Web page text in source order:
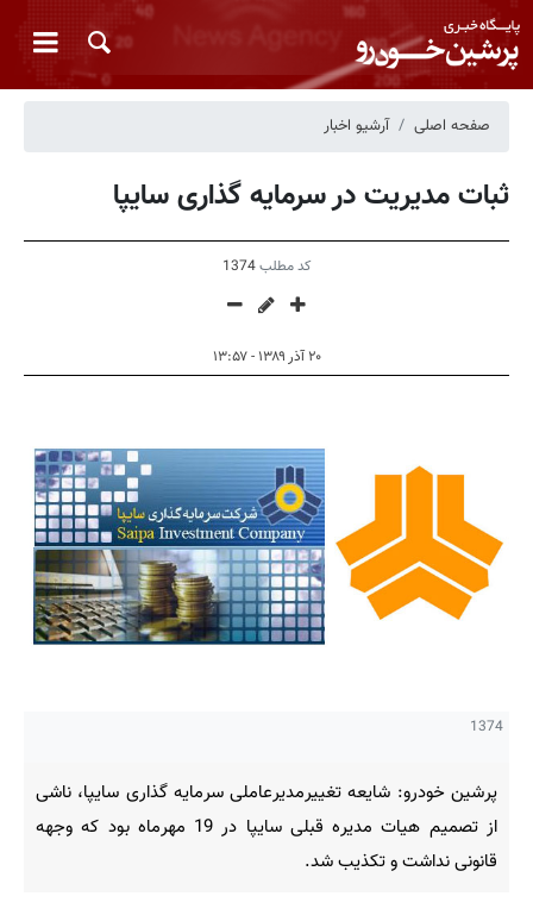
صفحه اصلی آرشیو اخبار
ثبات مدیریت در سرمایه گذاری سایپا
کد مطلب1374
۲۰ آذر ۱۳۸۹ - ۱۳:۵۷
1374
پرشین خودرو: شایعه تغییرمدیرعاملی سرمایه گذاری سایپا، ناشی
از تصمیم هیات مدیره قبلی سایپا در 19 مهرماه بود که وجهه
قانونی نداشت و تکذیب شد.